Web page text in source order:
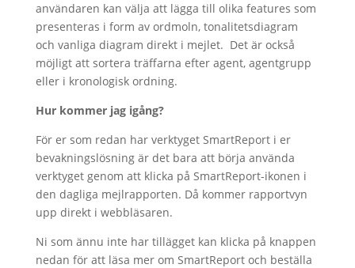
användaren kan välja att lägga till olika features som
presenteras i form av ordmoln, tonalitetsdiagram
och vanliga diagram direkt i mejlet. Det är också
möjligt att sortera träffarna efter agent, agentgrupp
eller i kronologisk ordning.
Hur kommer jag igång?
För er som redan har verktyget SmartReport i er
bevakningslösning är det bara att börja använda
verktyget genom att klicka på SmartReport-ikonen i
den dagliga mejlrapporten. Då kommer rapportvyn
upp direkt i webbläsaren.
Ni som ännu inte har tillägget kan klicka på knappen
nedan för att läsa mer om SmartReport och beställa